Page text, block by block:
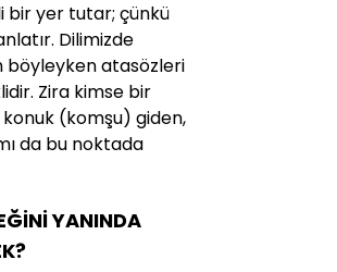
bir yer tutar; çünkü
Dilimizde
böyleyken atasözleri
Zira kimse bir
(komşu) giden,
da bu noktada
YANINDA